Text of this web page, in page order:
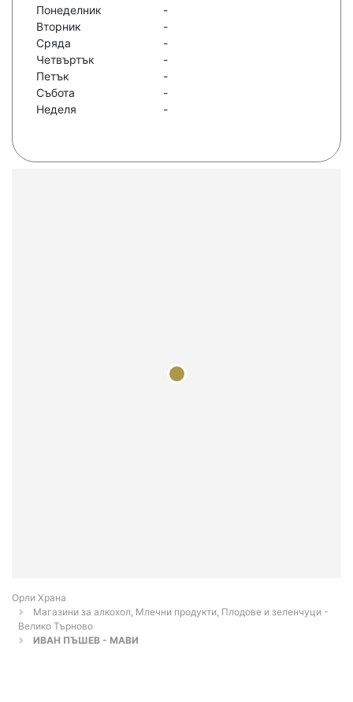
Понеделник
-
Вторник
-
Сряда
-
Четвъртък
-
Петък
-
Събота
-
Неделя
-
Орли Храна
Магазини за алкохол, Млечни продукти, Плодове и зеленчуци -
Велико Търново
ИВАН ПЪШЕВ - МАВИ